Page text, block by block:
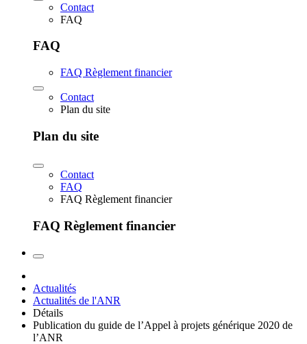
Contact
FAQ
FAQ
FAQ Règlement financier
Contact
Plan du site
Plan du site
Contact
FAQ
FAQ Règlement financier
FAQ Règlement financier
Actualités
Actualités de l'ANR
Détails
Publication du guide de l’Appel à projets générique 2020 de
l’ANR